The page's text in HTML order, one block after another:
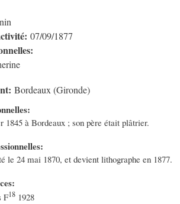
07/09/1877
Bordeaux (Gironde)
1845 à Bordeaux ; son père était plâtrier.
le 24 mai 1870, et devient lithographe en 1877.
F18 1928